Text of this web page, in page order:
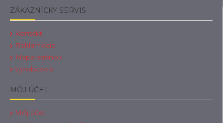
ZÁKAZNÍCKY SERVIS
Kontakt
Reklamácie
Mapa stránok
Výrobcovia
MÔJ ÚČET
Môj účet